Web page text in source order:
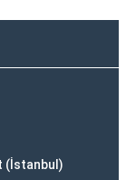
(İstanbul)